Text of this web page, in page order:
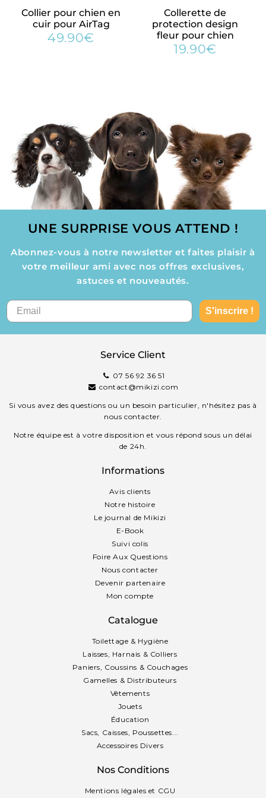
✓ 5% des bénéfices sont reversés aux associations de
protection animale
Collier pour chien en
cuir pour AirTag
Prix
49.90€
Collerette de
protection design
fleur pour chien
Prix
19.90€
UNE SURPRISE VOUS ATTEND !
Abonnez-vous à notre newsletter et faites plaisir à
votre meilleur ami avec nos offres exclusives,
astuces et nouveautés.
S'inscrire !
Service Client
07 56 92 36 51
contact@mikizi.com
Si vous avez des questions ou un besoin particulier, n'hésitez pas à
nous contacter.
Notre équipe est à votre disposition et vous répond sous un délai
de 24h.
Informations
Avis clients
Notre histoire
Le journal de Mikizi
E-Book
Suivi colis
Foire Aux Questions
Nous contacter
Devenir partenaire
Mon compte
Catalogue
Toilettage & Hygiène
Laisses, Harnais & Colliers
Paniers, Coussins & Couchages
Gamelles & Distributeurs
Vêtements
Jouets
Éducation
Sacs, Caisses, Poussettes...
Accessoires Divers
Nos Conditions
Mentions légales et CGU